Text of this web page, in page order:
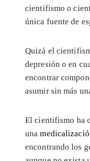
cientifismo o
única fuente de
Quizá el
depresión o en
encontrar
asumir sin más
El cientifismo ha
una
encontrando los